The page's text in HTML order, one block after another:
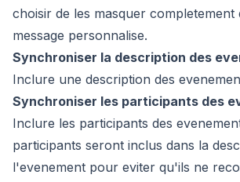
choisir de les masquer
message personnalise.
Synchroniser la description des
Inclure une description des
Synchroniser les participants des
Inclure les participants des
participants seront inclus dans la
l'evenement pour eviter qu'ils ne